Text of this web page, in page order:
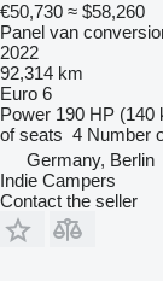
€50,730 ≈ $58,260
Panel van
2022
92,314 km
Euro 6
Power 190 HP (140
of seats 4 Number
Germany, Berlin
Indie Campers
Contact the seller